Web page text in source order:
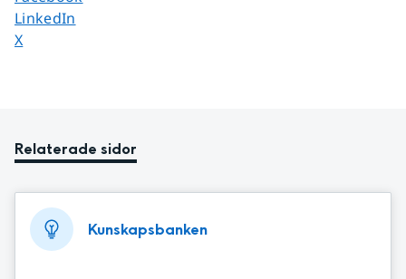
Dela sidan på
LinkedIn
Dela sidan på
X
Relaterade sidor
Kunskapsbanken